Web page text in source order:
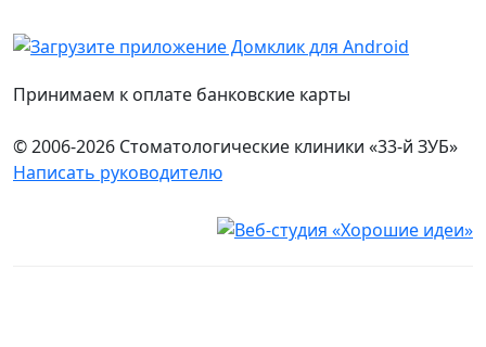
Принимаем к оплате банковские карты
© 2006-2026 Стоматологические клиники «33-й ЗУБ»
Написать руководителю